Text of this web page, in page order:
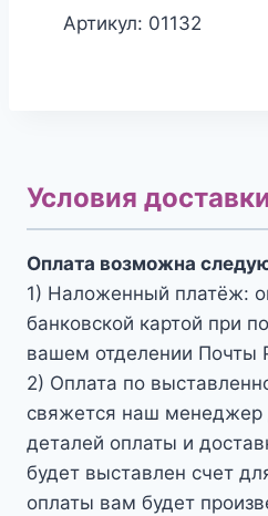
Артикул: 01132
Условия
Оплата возможна
1) Наложенный платёж:
банковской картой при
вашем отделении Почты
2) Оплата по
свяжется наш менеджер
деталей оплаты и
будет выставлен счет
оплаты вам будет